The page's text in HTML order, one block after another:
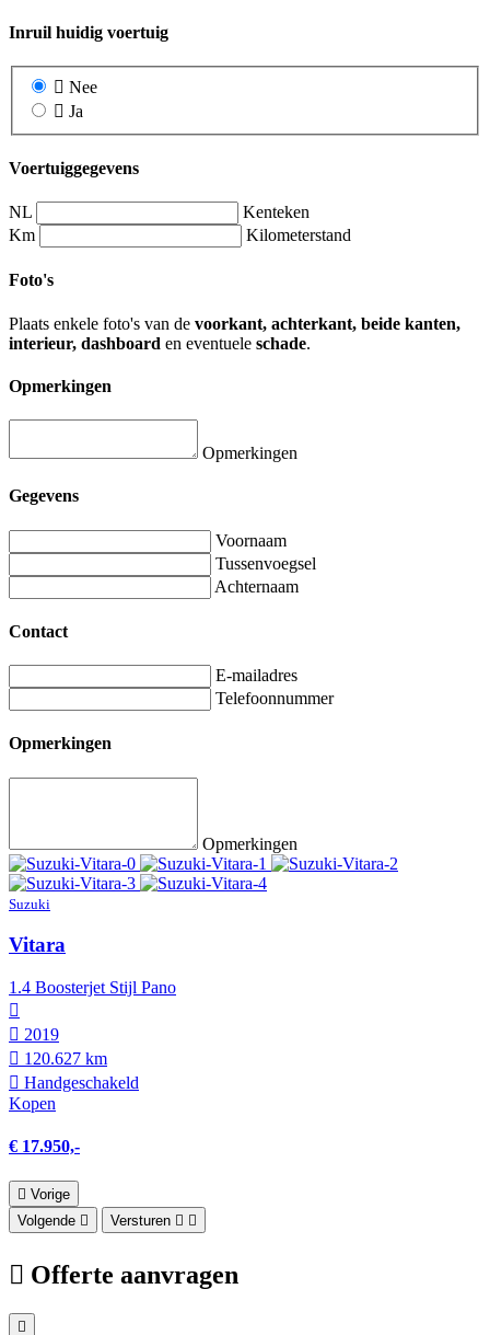
Inruil huidig voertuig
Nee
Ja
Voertuiggegevens
NL
Kenteken
Km
Kilometerstand
Foto's
Plaats enkele foto's van de voorkant, achterkant, beide kanten,
interieur, dashboard en eventuele schade.
Opmerkingen
Opmerkingen
Gegevens
Voornaam
Tussenvoegsel
Achternaam
Contact
E-mailadres
Telefoonnummer
Opmerkingen
Opmerkingen
Suzuki
Vitara
1.4 Boosterjet Stijl Pano
2019
120.627 km
Hand­geschakeld
Kopen
€ 17.950,-
Vorige
Volgende
Versturen
Offerte aanvragen